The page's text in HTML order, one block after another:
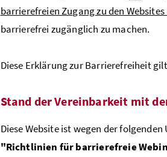
barrierefreien Zugang zu den
barrierefrei zugänglich zu machen.
Diese Erklärung zur Barrierefreiheit
Stand der Vereinbarkeit mit
Diese Website ist wegen der
"Richtlinien für barrierefreie